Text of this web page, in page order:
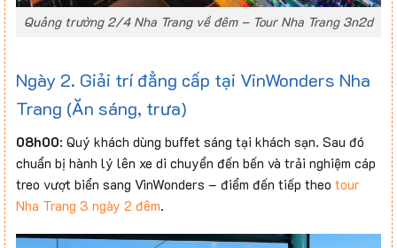
Quảng trường 2/4 Nha Trang về đêm – Tour Nha Trang 3n2d
Ngày 2. Giải trí đẳng cấp tại VinWonders Nha
Trang (Ăn sáng, trưa)
08h00: Quý khách dùng buffet sáng tại khách sạn. Sau đó
chuẩn bị hành lý lên xe di chuyển đến bến và trải nghiệm cáp
treo vượt biển sang VinWonders – điểm đến tiếp theo tour
Nha Trang 3 ngày 2 đêm.